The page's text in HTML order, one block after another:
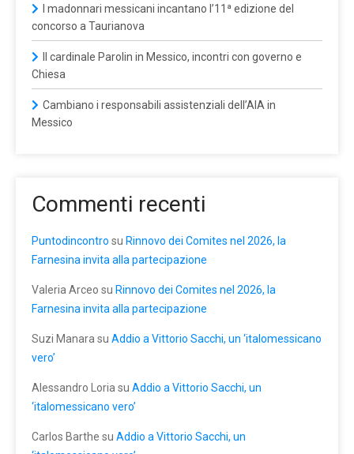
I madonnari messicani incantano l’11ª edizione del
concorso a Taurianova
Il cardinale Parolin in Messico, incontri con governo e
Chiesa
Cambiano i responsabili assistenziali dell’AIA in
Messico
Commenti recenti
Puntodincontro su Rinnovo dei Comites nel 2026, la
Farnesina invita alla partecipazione
Valeria Arceo su Rinnovo dei Comites nel 2026, la
Farnesina invita alla partecipazione
Suzi Manara su Addio a Vittorio Sacchi, un ‘italomessicano
vero’
Alessandro Loria su Addio a Vittorio Sacchi, un
‘italomessicano vero’
Carlos Barthe su Addio a Vittorio Sacchi, un